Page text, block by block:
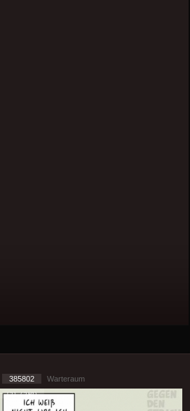
385802
Warteraum
[ 2 ] - ( 3.58 )